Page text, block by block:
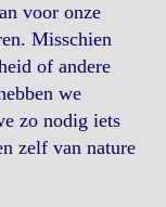
voor onze
Misschien
of andere
we
zo nodig iets
zelf van nature